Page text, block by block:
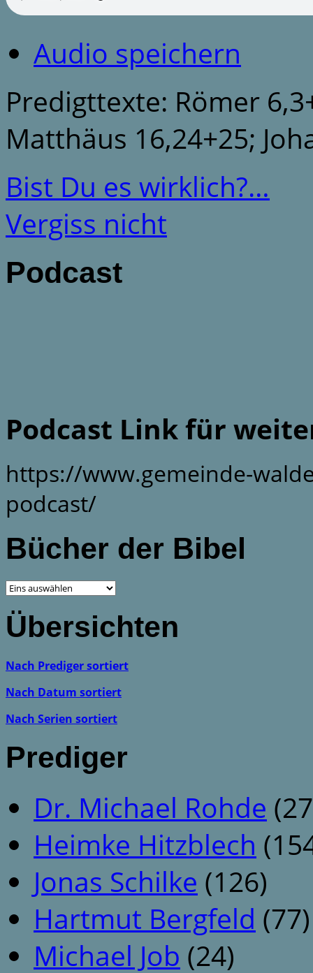
Audio speichern
Predigttexte: Römer
Matthäus 16,24+25;
Bist Du es wirklich?…
Vergiss nicht
Podcast
Podcast Link für
https://www.gemeinde-
podcast/
Bücher der Bibel
Übersichten
Nach Prediger sortiert
Nach Datum sortiert
Nach Serien sortiert
Prediger
Dr. Michael Rohde
Heimke Hitzblech
Jonas Schilke (126)
Hartmut Bergfeld (77)
Michael Job (24)